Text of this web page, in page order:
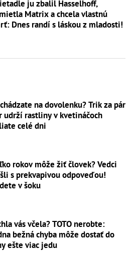
ju zbalil Hasselhoff,
Matrix a chcela vlastnú
Dnes randí s láskou z mladosti!
na dovolenku? Trik za pár
udrží rastliny v kvetináčoch
celé dni
rokov môže žiť človek? Vedci
s prekvapivou odpoveďou!
v šoku
vás včela? TOTO nerobte:
bežná chyba môže dostať do
ešte viac jedu